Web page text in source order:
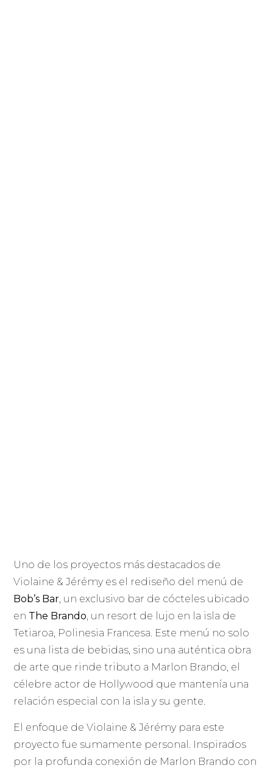
Uno de los proyectos más destacados de
Violaine & Jérémy es el rediseño del menú de
Bob’s Bar, un exclusivo bar de cócteles ubicado
en The Brando, un resort de lujo en la isla de
Tetiaroa, Polinesia Francesa. Este menú no solo
es una lista de bebidas, sino una auténtica obra
de arte que rinde tributo a Marlon Brando, el
célebre actor de Hollywood que mantenía una
relación especial con la isla y su gente.
El enfoque de Violaine & Jérémy para este
proyecto fue sumamente personal. Inspirados
por la profunda conexión de Marlon Brando con